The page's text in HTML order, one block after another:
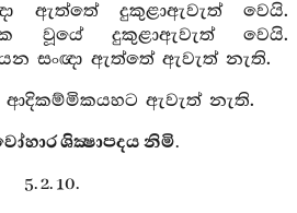
ඇත්තේ දුකුළාඇවැත් වෙයි.
වූයේ දුකුළාඇවැත් වෙයි.
සංඥා ඇත්තේ ඇවැත් නැති.
ආදිකම්මිකයහට ඇවැත් නැති.
ශික්‍ෂාපදය නිමි.
5. 2. 10.